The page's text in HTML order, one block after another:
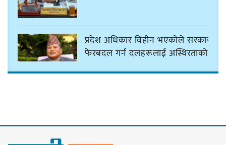
प्रदेश अधिकार विहीन भएकोले सरकार
फेरबदल गर्न दलहरूलाई अस्थिरताको
कार्यसम्पादनमा पहिलो